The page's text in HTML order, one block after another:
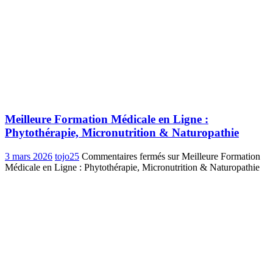
Meilleure Formation Médicale en Ligne :
Phytothérapie, Micronutrition & Naturopathie
3 mars 2026 tojo25 Commentaires fermés sur Meilleure Formation
Médicale en Ligne : Phytothérapie, Micronutrition & Naturopathie